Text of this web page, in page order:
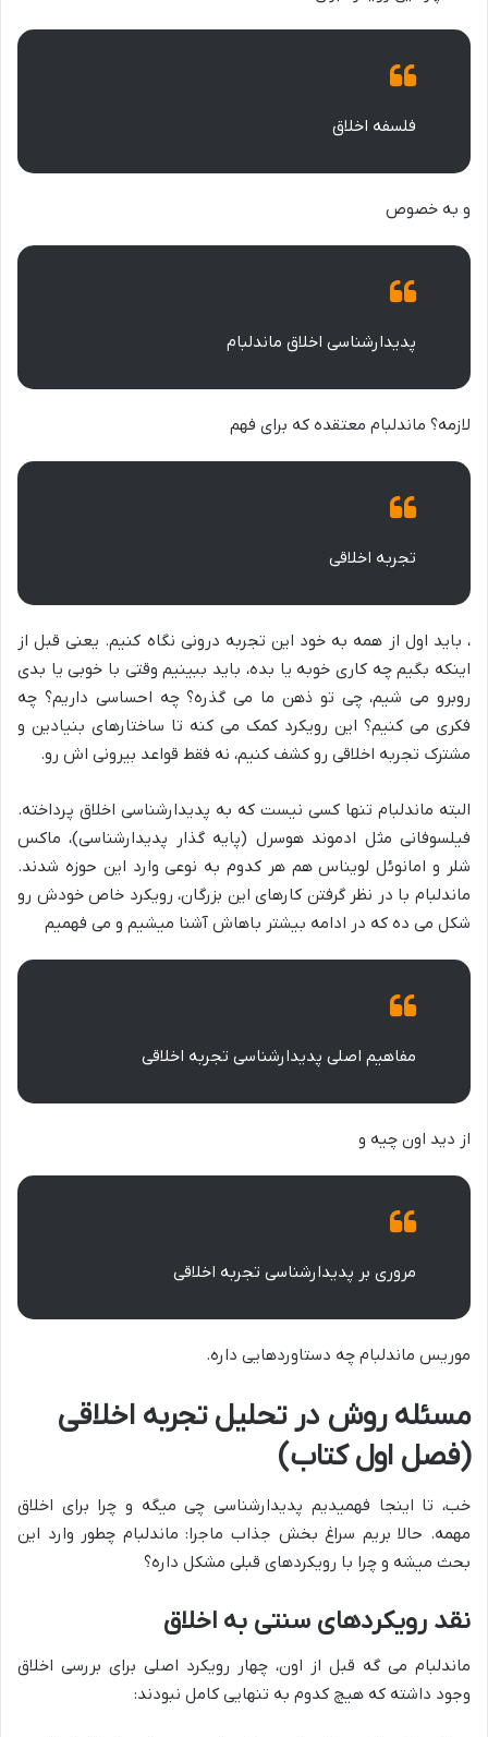
فلسفه اخلاق
و به خصوص
پدیدارشناسی اخلاق ماندلبام
لازمه؟ ماندلبام معتقده که برای فهم
تجربه اخلاقی
، باید اول از همه به خود این تجربه درونی نگاه کنیم. یعنی قبل از
اینکه بگیم چه کاری خوبه یا بده، باید ببینیم وقتی با خوبی یا بدی
روبرو می شیم، چی تو ذهن ما می گذره؟ چه احساسی داریم؟ چه
فکری می کنیم؟ این رویکرد کمک می کنه تا ساختارهای بنیادین و
مشترک تجربه اخلاقی رو کشف کنیم، نه فقط قواعد بیرونی اش رو.
البته ماندلبام تنها کسی نیست که به پدیدارشناسی اخلاق پرداخته.
فیلسوفانی مثل ادموند هوسرل (پایه گذار پدیدارشناسی)، ماکس
شلر و امانوئل لویناس هم هر کدوم به نوعی وارد این حوزه شدند.
ماندلبام با در نظر گرفتن کارهای این بزرگان، رویکرد خاص خودش رو
شکل می ده که در ادامه بیشتر باهاش آشنا میشیم و می فهمیم
مفاهیم اصلی پدیدارشناسی تجربه اخلاقی
از دید اون چیه و
مروری بر پدیدارشناسی تجربه اخلاقی
موریس ماندلبام چه دستاوردهایی داره.
مسئله روش در تحلیل تجربه اخلاقی
(فصل اول کتاب)
خب، تا اینجا فهمیدیم پدیدارشناسی چی میگه و چرا برای اخلاق
مهمه. حالا بریم سراغ بخش جذاب ماجرا: ماندلبام چطور وارد این
بحث میشه و چرا با رویکردهای قبلی مشکل داره؟
نقد رویکردهای سنتی به اخلاق
ماندلبام می گه قبل از اون، چهار رویکرد اصلی برای بررسی اخلاق
وجود داشته که هیچ کدوم به تنهایی کامل نبودند: